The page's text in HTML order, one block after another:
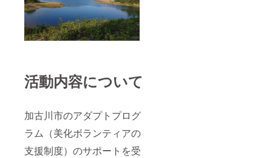
活動内容について
加古川市のアダプトプログ
ラム（美化ボランティアの
支援制度）のサポートを受